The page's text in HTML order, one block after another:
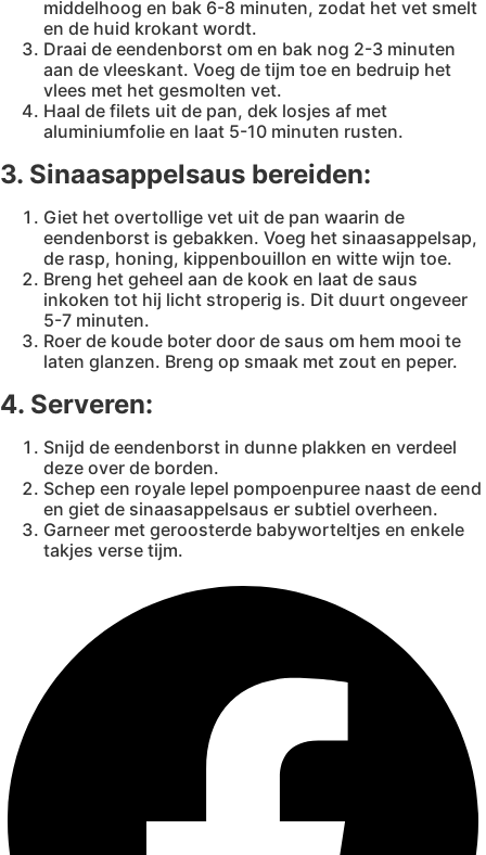
middelhoog en bak 6-8 minuten, zodat het vet smelt
en de huid krokant wordt.
Draai de eendenborst om en bak nog 2-3 minuten
aan de vleeskant. Voeg de tijm toe en bedruip het
vlees met het gesmolten vet.
Haal de filets uit de pan, dek losjes af met
aluminiumfolie en laat 5-10 minuten rusten.
3. Sinaasappelsaus bereiden:
Giet het overtollige vet uit de pan waarin de
eendenborst is gebakken. Voeg het sinaasappelsap,
de rasp, honing, kippenbouillon en witte wijn toe.
Breng het geheel aan de kook en laat de saus
inkoken tot hij licht stroperig is. Dit duurt ongeveer
5-7 minuten.
Roer de koude boter door de saus om hem mooi te
laten glanzen. Breng op smaak met zout en peper.
4. Serveren:
Snijd de eendenborst in dunne plakken en verdeel
deze over de borden.
Schep een royale lepel pompoenpuree naast de eend
en giet de sinaasappelsaus er subtiel overheen.
Garneer met geroosterde babyworteltjes en enkele
takjes verse tijm.